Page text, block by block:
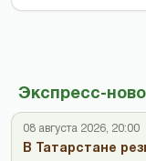
Экспресс-
08 августа 2026, 20:00
В Татарстане